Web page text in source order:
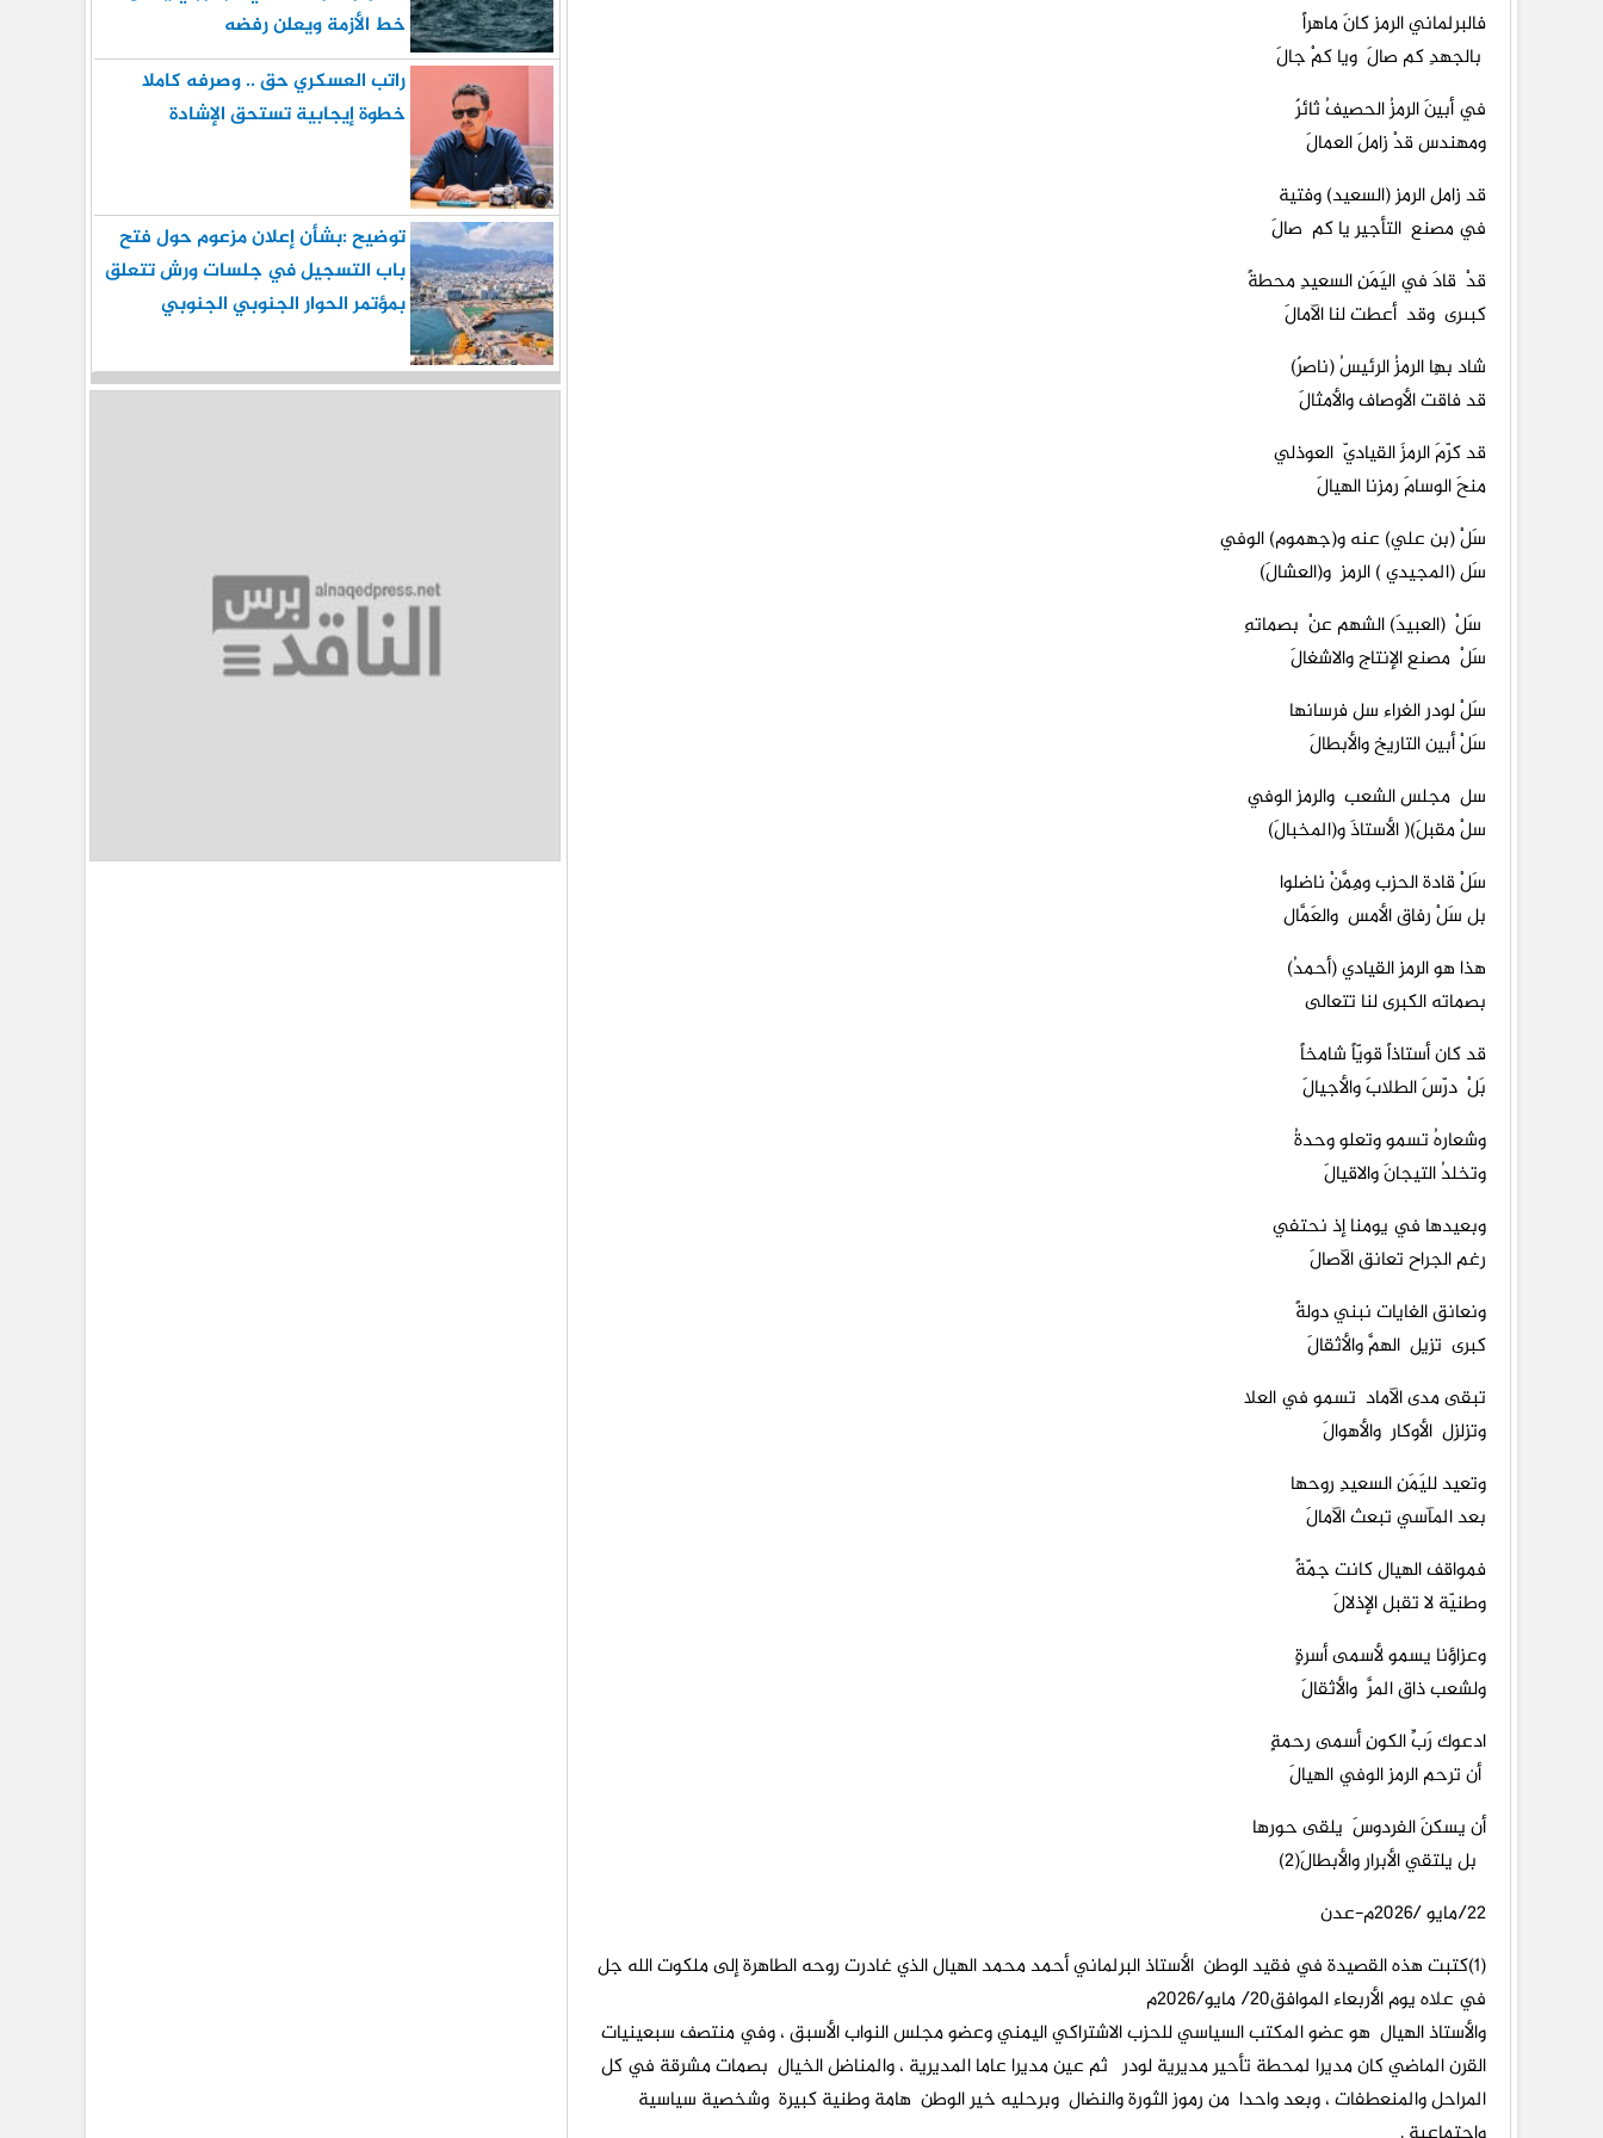
خط الأزمة ويعلن رفضه
راتب العسكري حق .. وصرفه كاملا
خطوة إيجابية تستحق الإشادة
توضيح :بشأن إعلان مزعوم حول فتح
باب التسجيل في جلسات ورش تتعلق
بمؤتمر الحوار الجنوبي الجنوبي
فالبرلماني الرمز كانَ ماهراً
بالجهدِ كم صالَ ويا كمْ جالَ
في أبينَ الرمزُ الحصيفُ ثائرٌ
ومهندس قدْ زاملَ العمالَ
قد زامل الرمز (السعيد) وفتية
في مصنع التأجير يا كم صالَ
قدْ قادَ في اليَمَنِ السعيدِ محطةً
كبىرى وقد أعطت لنا الآمالَ
شاد بهِا الرمزُ الرئيسُ (ناصرٌ)
قد فاقت الأوصاف والأمثالَ
قد كرّمَ الرمزَ القياديّ العوذلي
منحَ الوسامَ رمزنا الهيالَ
سَلْ (بن علي) عنه و(جهموم) الوفي
سَل (المجيدي ) الرمز و(العشالَ)
سَلْ (العبيدَ) الشهم عنْ بصماتهِ
سَلْ مصنع الإنتاج والاشغالَ
سَلْ لودر الغراء سل فرسانها
سَلْ أبين التاريخ والأبطالَ
سل مجلس الشعب والرمز الوفي
سلْ مقبلَ)( الأستاذَ و(المخبالَ)
سَلْ قادة الحزب ومِمَّنْ ناضلوا
بل سَلْ رفاق الأمس والعَمَّال
هذا هو الرمز القيادي (أحمدُ)
بصماته الكبرى لنا تتعالى
قد كان أستاذاً قويّاً شامخاً
بَلْ درّسَ الطلابَ والأجيالَ
وشعارهُ تسمو وتعلو وحدةُ
وتخلدُ التيجانَ والاقيالَ
وبعيدها في يومنا إذ نحتفي
رغم الجراح تعانق الآصالَ
ونعانق الغايات نبني دولةً
كبرى تزيل الهمَّ والأثقالَ
تبقى مدى الآماد تسمو في العلا
وتزلزل الأوكار والأهوالَ
وتعيد لليَمَنِ السعيدِ روحها
بعد المآسي تبعث الآمالَ
فمواقف الهيال كانت جمّةً
وطنيّة لا تقبل الإذلالَ
وعزاؤنا يسمو لأسمى أسرةٍ
ولشعب ذاق المرَّ والأثقالَ
ادعوك رَبِّ الكونِ أسمى رحمةٍ
أن ترحم الرمز الوفي الهيالَ
أن يسكنَ الفردوسَ يلقى حورها
بل يلتقي الأبرار والأبطالَ(2)
22/مايو /2026م-عدن
(1)كتبت هذه القصيدة في فقيد الوطن الأستاذ البرلماني أحمد محمد الهيال الذي غادرت روحه الطاهرة إلى ملكوت الله جل
في علاه يوم الأربعاء الموافق20/ مايو/2026م
والأستاذ الهيال هو عضو المكتب السياسي للحزب الاشتراكي اليمني وعضو مجلس النواب الأسبق ، وفي منتصف سبعينيات
القرن الماضي كان مديرا لمحطة تأحير مديرية لودر ثم عين مديرا عاما المديرية ، والمناضل الخيال بصمات مشرقة في كل
المراحل والمنعطفات ، وبعد واحدا من رموز الثورة والنضال وبرحليه خير الوطن هامة وطنية كبيرة وشخصية سياسية